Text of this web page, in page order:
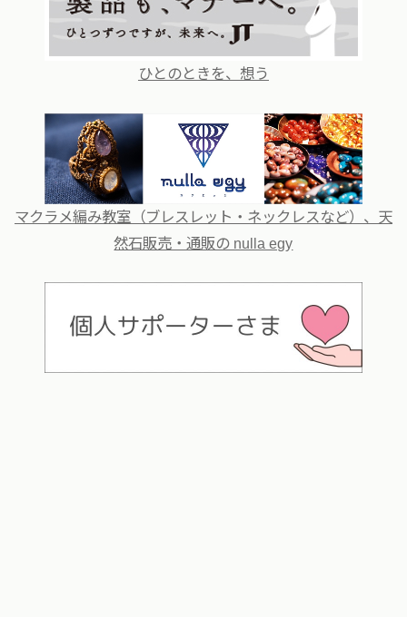
ひとのときを、想う
マクラメ編み教室（ブレスレット・ネックレスなど）、天
然石販売・通販の nulla egy